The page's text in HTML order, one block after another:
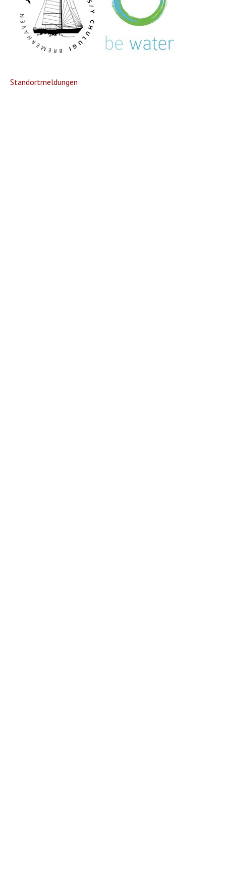
Standortmeldungen